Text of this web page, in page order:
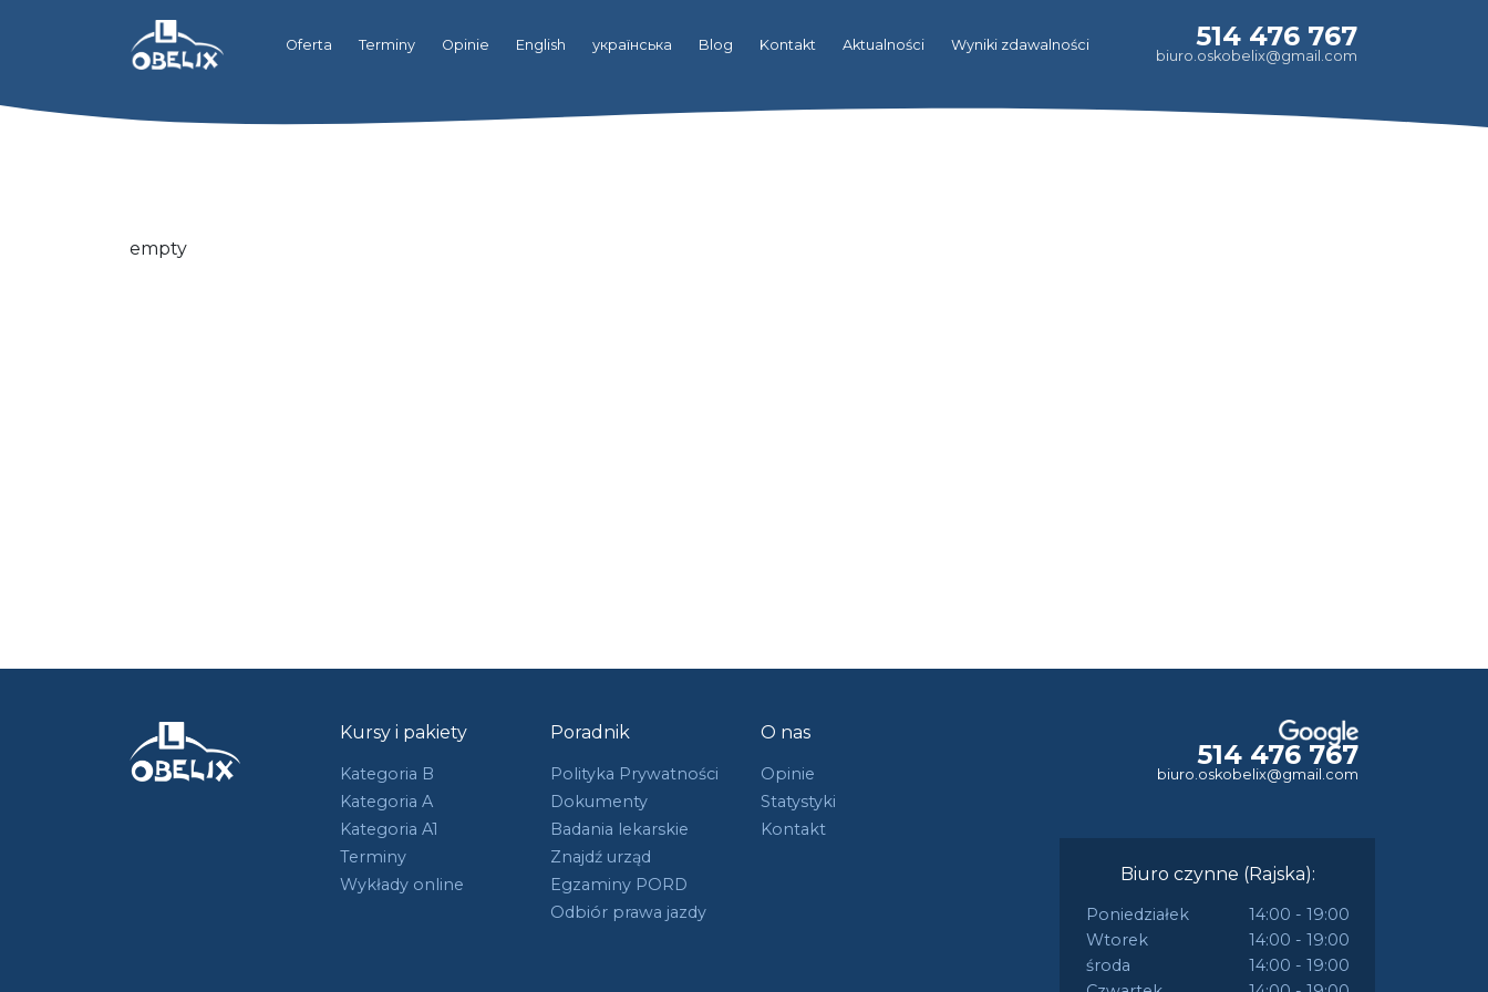
Oferta Terminy Opinie English українська Blog Kontakt Aktualności Wyniki zdawalności 514 476 767
biuro.oskobelix@gmail.com
empty
Kursy i pakiety
Kategoria B
Kategoria A
Kategoria A1
Terminy
Wykłady online
Poradnik
Polityka Prywatności
Dokumenty
Badania lekarskie
Znajdź urząd
Egzaminy PORD
Odbiór prawa jazdy
O nas
Opinie
Statystyki
Kontakt
514 476 767
biuro.oskobelix@gmail.com
Biuro czynne (Rajska):
Poniedziałek
14:00 - 19:00
Wtorek
14:00 - 19:00
środa
14:00 - 19:00